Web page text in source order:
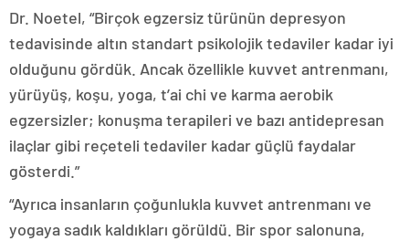
Dr. Noetel, “Birçok egzersiz türünün depresyon
tedavisinde altın standart psikolojik tedaviler kadar iyi
olduğunu gördük. Ancak özellikle kuvvet antrenmanı,
yürüyüş, koşu, yoga, t’ai chi ve karma aerobik
egzersizler; konuşma terapileri ve bazı antidepresan
ilaçlar gibi reçeteli tedaviler kadar güçlü faydalar
gösterdi.”
“Ayrıca insanların çoğunlukla kuvvet antrenmanı ve
yogaya sadık kaldıkları görüldü. Bir spor salonuna,